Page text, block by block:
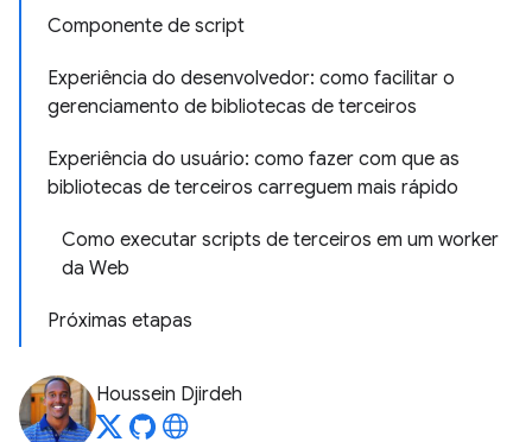
Componente de script
Experiência do desenvolvedor: como facilitar o
gerenciamento de bibliotecas de terceiros
Experiência do usuário: como fazer com que as
bibliotecas de terceiros carreguem mais rápido
Como executar scripts de terceiros em um worker
da Web
Próximas etapas
Houssein Djirdeh